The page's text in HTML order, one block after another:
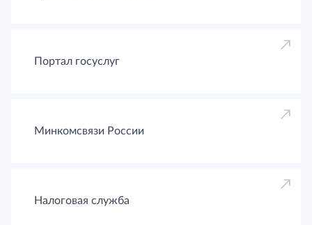
Портал госуслуг
Минкомсвязи России
Налоговая служба